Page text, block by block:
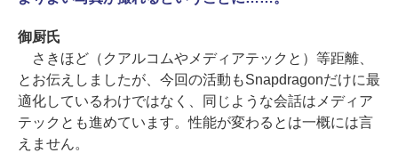
御厨氏
さきほど（クアルコムやメディアテックと）等距離、
とお伝えしましたが、今回の活動もSnapdragonだけに最
適化しているわけではなく、同じような会話はメディア
テックとも進めています。性能が変わるとは一概には言
えません。